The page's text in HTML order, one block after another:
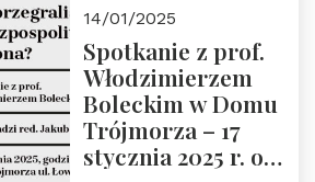
14/01/2025
Spotkanie z prof.
Włodzimierzem
Boleckim w Domu
Trójmorza – 17
stycznia 2025 r. o